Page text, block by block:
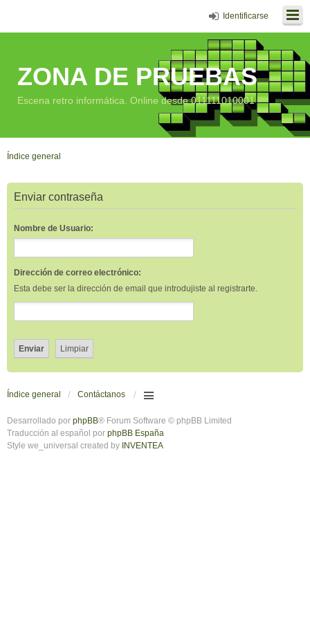
Identificarse
ZONA DE PRUEBAS
Escena retro informática. Online desde 011111010001
Índice general
Enviar contraseña
Nombre de Usuario:
Dirección de correo electrónico:
Esta debe ser la dirección de email que introdujiste al registrarte.
Índice general Contáctanos
Desarrollado por phpBB® Forum Software © phpBB Limited
Traducción al español por phpBB España
Style we_universal created by INVENTEA